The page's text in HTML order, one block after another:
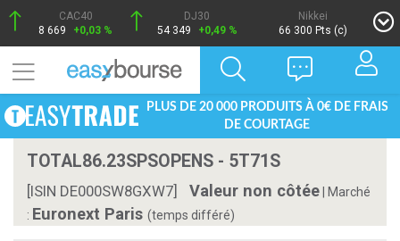
CAC40
8 669
+0,03 %
DJ30
54 349
+0,49 %
Nikkei
66 300 Pts (c)
PLUS DE 20 000 PRODUITS À 0€ DE FRAIS
DE COURTAGE
TOTAL86.23SPSOPENS - 5T71S
[ISIN DE000SW8GXW7] Valeur non côtée
Marché
: Euronext Paris (temps différé)